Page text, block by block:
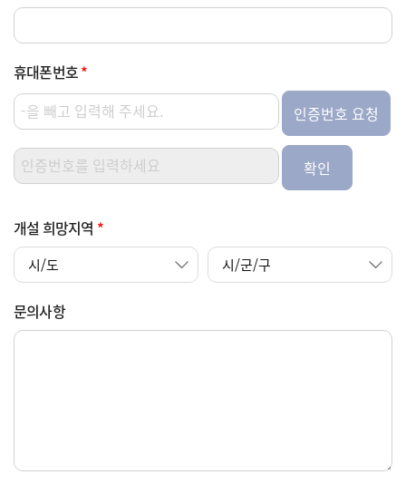
휴대폰번호*
인증번호 요청
확인
개설 희망지역 *
문의사항